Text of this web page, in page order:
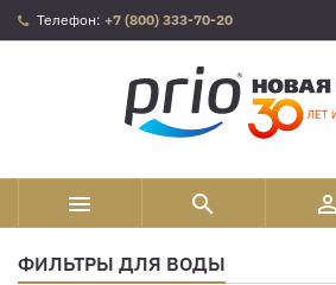
Телефон: +7 (800) 333-70-20
  
ФИЛЬТРЫ ДЛЯ ВОДЫ